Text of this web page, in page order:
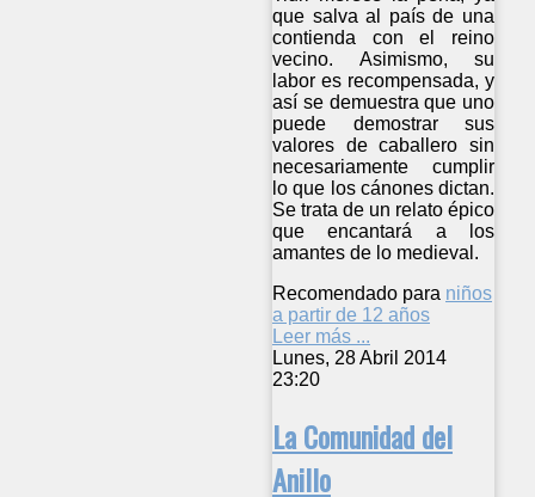
que salva al país de una
contienda con el reino
vecino. Asimismo, su
labor es recompensada, y
así se demuestra que uno
puede demostrar sus
valores de caballero sin
necesariamente cumplir
lo que los cánones dictan.
Se trata de un relato épico
que encantará a los
amantes de lo medieval.
Recomendado para niños
a partir de 12 años
Leer más ...
Lunes, 28 Abril 2014
23:20
La Comunidad del
Anillo